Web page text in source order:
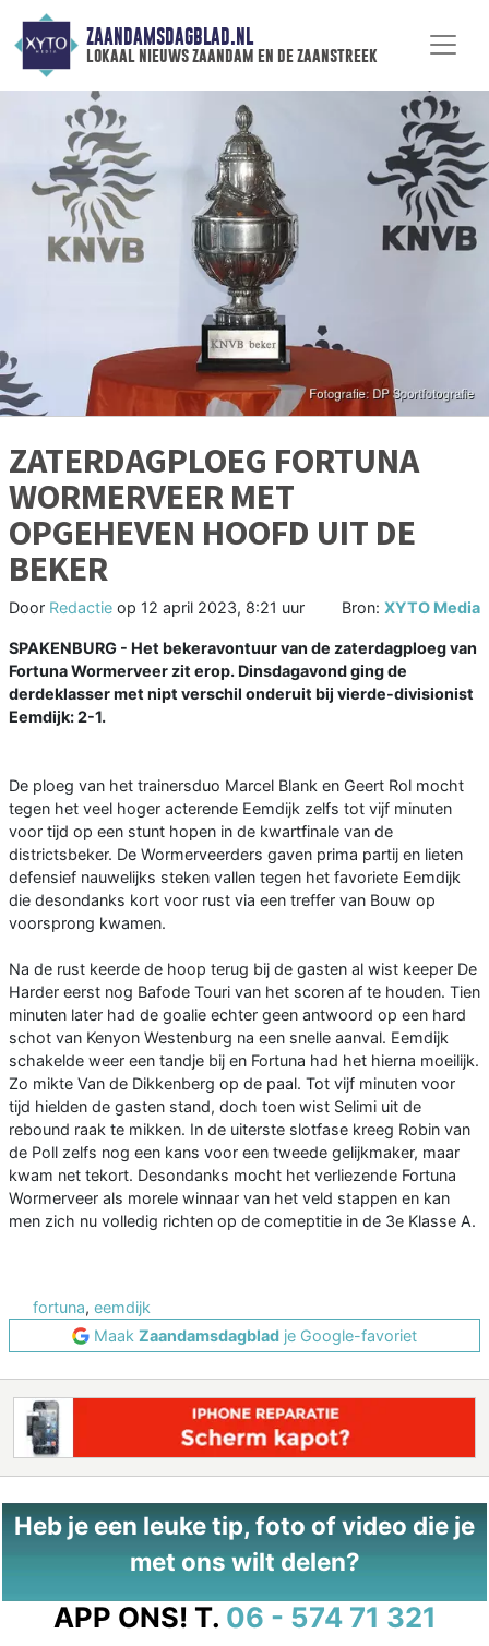
ZAANDAMSDAGBLAD.NL
lokaal nieuws zaandam en de zaanstreek
ZATERDAGPLOEG FORTUNA
WORMERVEER MET
OPGEHEVEN HOOFD UIT DE
BEKER
Door Redactie op 12 april 2023, 8:21 uur Bron: XYTO Media
SPAKENBURG - Het bekeravontuur van de zaterdagploeg van
Fortuna Wormerveer zit erop. Dinsdagavond ging de
derdeklasser met nipt verschil onderuit bij vierde-divisionist
Eemdijk: 2-1.
De ploeg van het trainersduo Marcel Blank en Geert Rol mocht
tegen het veel hoger acterende Eemdijk zelfs tot vijf minuten
voor tijd op een stunt hopen in de kwartfinale van de
districtsbeker. De Wormerveerders gaven prima partij en lieten
defensief nauwelijks steken vallen tegen het favoriete Eemdijk
die desondanks kort voor rust via een treffer van Bouw op
voorsprong kwamen.
Na de rust keerde de hoop terug bij de gasten al wist keeper De
Harder eerst nog Bafode Touri van het scoren af te houden. Tien
minuten later had de goalie echter geen antwoord op een hard
schot van Kenyon Westenburg na een snelle aanval. Eemdijk
schakelde weer een tandje bij en Fortuna had het hierna moeilijk.
Zo mikte Van de Dikkenberg op de paal. Tot vijf minuten voor
tijd hielden de gasten stand, doch toen wist Selimi uit de
rebound raak te mikken. In de uiterste slotfase kreeg Robin van
de Poll zelfs nog een kans voor een tweede gelijkmaker, maar
kwam net tekort. Desondanks mocht het verliezende Fortuna
Wormerveer als morele winnaar van het veld stappen en kan
men zich nu volledig richten op de comeptitie in de 3e Klasse A.
fortuna, eemdijk
Maak Zaandamsdagblad je Google-favoriet
Heb je een leuke tip, foto of video die je
met ons wilt delen?
APP ONS! T. 06 - 574 71 321